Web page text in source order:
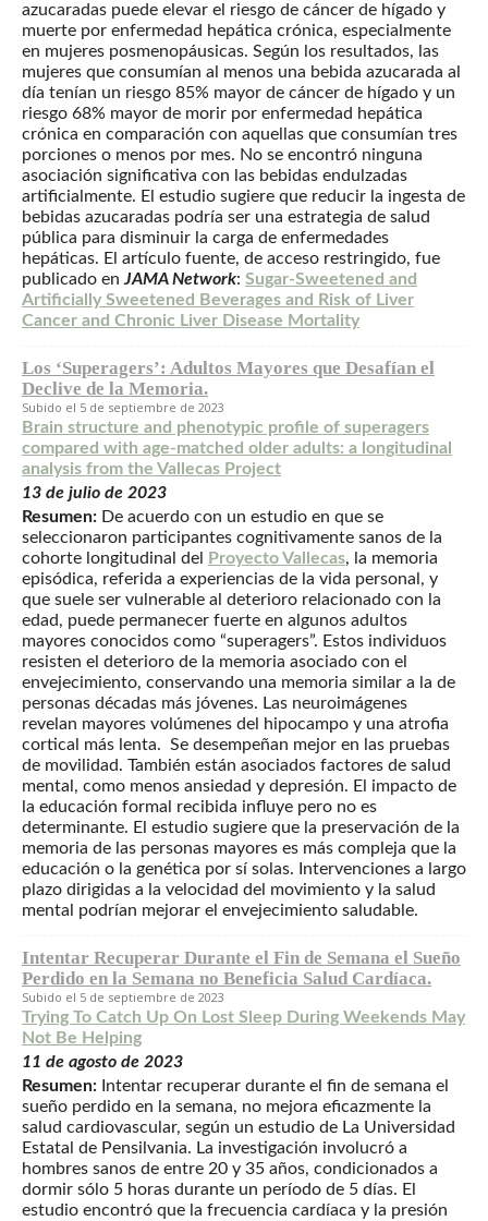
azucaradas puede elevar el riesgo de cáncer de hígado y
muerte por enfermedad hepática crónica, especialmente
en mujeres posmenopáusicas. Según los resultados, las
mujeres que consumían al menos una bebida azucarada al
día tenían un riesgo 85% mayor de cáncer de hígado y un
riesgo 68% mayor de morir por enfermedad hepática
crónica en comparación con aquellas que consumían tres
porciones o menos por mes. No se encontró ninguna
asociación significativa con las bebidas endulzadas
artificialmente. El estudio sugiere que reducir la ingesta de
bebidas azucaradas podría ser una estrategia de salud
pública para disminuir la carga de enfermedades
hepáticas. El artículo fuente, de acceso restringido, fue
publicado en JAMA Network: Sugar-Sweetened and
Artificially Sweetened Beverages and Risk of Liver
Cancer and Chronic Liver Disease Mortality
Los ‘Superagers’: Adultos Mayores que Desafían el
Declive de la Memoria.
5 de septiembre de 2023
Brain structure and phenotypic profile of superagers
compared with age-matched older adults: a longitudinal
analysis from the Vallecas Project
13 de julio de 2023
Resumen: De acuerdo con un estudio en que se
seleccionaron participantes cognitivamente sanos de la
cohorte longitudinal del
Proyecto Vallecas, la memoria
episódica, referida a experiencias de la vida personal, y
que suele ser vulnerable al deterioro relacionado con la
edad, puede permanecer fuerte en algunos adultos
mayores conocidos como “superagers”. Estos individuos
resisten el deterioro de la memoria asociado con el
envejecimiento, conservando una memoria similar a la de
personas décadas más jóvenes. Las neuroimágenes
revelan mayores volúmenes del hipocampo y una atrofia
cortical más lenta. Se desempeñan mejor en las pruebas
de movilidad. También están asociados factores de salud
mental, como menos ansiedad y depresión. El impacto de
la educación formal recibida influye pero no es
determinante. El estudio sugiere que la preservación de la
memoria de las personas mayores es más compleja que la
educación o la genética por sí solas. Intervenciones a largo
plazo dirigidas a la velocidad del movimiento y la salud
mental podrían mejorar el envejecimiento saludable.
Intentar Recuperar Durante el Fin de Semana el Sueño
Perdido en la Semana no Beneficia Salud Cardíaca.
5 de septiembre de 2023
Trying To Catch Up On Lost Sleep During Weekends May
Not Be Helping
11 de agosto de 2023
Resumen: Intentar recuperar durante el fin de semana el
sueño perdido en la semana, no mejora eficazmente la
salud cardiovascular, según un estudio de La Universidad
Estatal de Pensilvania. La investigación involucró a
hombres sanos de entre 20 y 35 años, condicionados a
dormir sólo 5 horas durante un período de 5 días. El
estudio encontró que la frecuencia cardíaca y la presión